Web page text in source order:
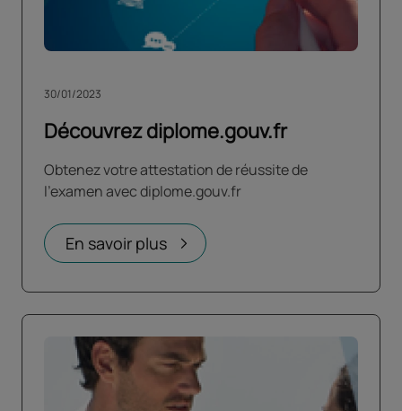
Découvrez diplome.gouv.fr
30/01/2023
Obtenez votre attestation de réussite de
l'examen avec diplome.gouv.fr
En savoir plus